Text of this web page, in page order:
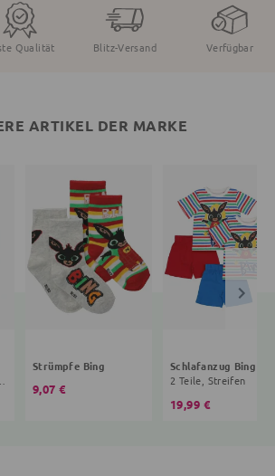
Qualität Blitz-Versand Verfügbar
ARTIKEL DER MARKE
Onesize Kinder
Strümpfe Bing
9,07 €
Schlafanzug Bing
2 Teile, Streifen
19,99 €